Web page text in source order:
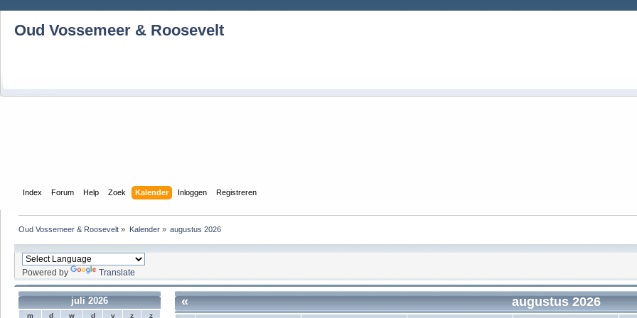
Oud Vossemeer & Roosevelt
Index Forum Help Zoek Kalender Inloggen Registreren
Oud Vossemeer & Roosevelt » Kalender» augustus 2026
Powered by Translate
juli 2026
m d w d v z z
« augustus 2026